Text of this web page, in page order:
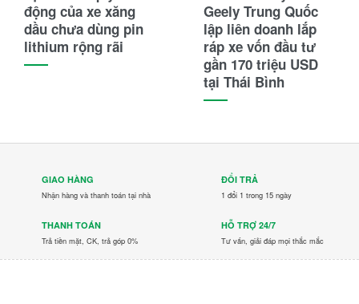
động của xe xăng
dầu chưa dùng pin
lithium rộng rãi
Geely Trung Quốc
lập liên doanh lắp
ráp xe vốn đầu tư
gần 170 triệu USD
tại Thái Bình
GIAO HÀNG
Nhận hàng và thanh toán tại nhà
ĐỔI TRẢ
1 đổi 1 trong 15 ngày
THANH TOÁN
Trả tiền mặt, CK, trả góp 0%
HỖ TRỢ 24/7
Tư vấn, giải đáp mọi thắc mắc